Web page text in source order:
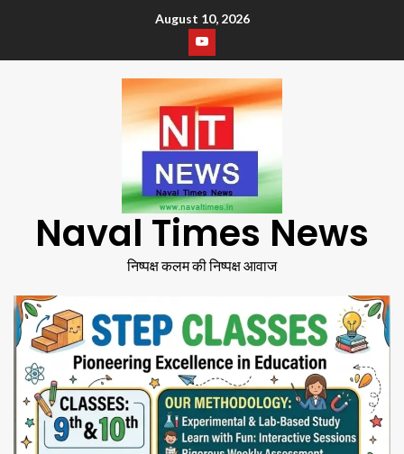
August 10, 2026
Naval Times News
निष्पक्ष कलम की निष्पक्ष आवाज